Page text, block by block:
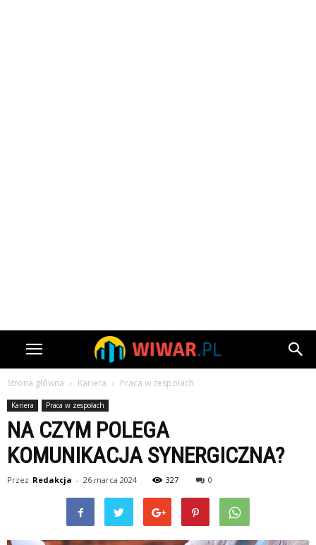
Strona główna Kariera Praca w zespołach
Kariera Praca w zespołach
NA CZYM POLEGA
KOMUNIKACJA SYNERGICZNA?
Przez Redakcja - 26 marca 2024 327 0